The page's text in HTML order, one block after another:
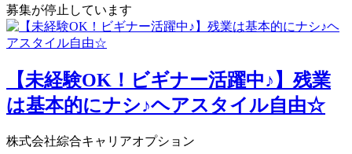
募集が停止しています
【未経験OK！ビギナー活躍中♪】残業
は基本的にナシ♪ヘアスタイル自由☆
株式会社綜合キャリアオプション